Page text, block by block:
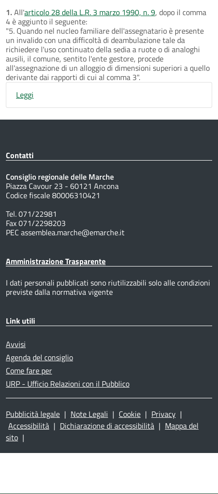
1. All'articolo 28 della L.R. 3 marzo 1990, n. 9, dopo il comma
4 è aggiunto il seguente:
"5. Quando nel nucleo familiare dell'assegnatario è presente
un invalido con una difficoltà di deambulazione tale da
richiedere l'uso continuato della sedia a ruote o di analoghi
ausili, il comune, sentito l'ente gestore, procede
all'assegnazione di un alloggio di dimensioni superiori a quello
derivante dai rapporti di cui al comma 3".
Leggi
Contatti
Consiglio regionale delle Marche
Piazza Cavour 23 - 60121 Ancona
Codice fiscale 80006310421
Tel. 071/22981
Fax 071/2298203
PEC assemblea.marche@emarche.it
Amministrazione Trasparente
I dati personali pubblicati sono riutilizzabili solo alle condizioni
previste dalla normativa vigente
Link utili
Avvisi
Agenda del consiglio
Come fare per
URP - Ufficio Relazioni con il Pubblico
Pubblicità legale | Note Legali | Cookie | Privacy |
Accessibilità | Dichiarazione di accessibilità | Mappa del
sito |